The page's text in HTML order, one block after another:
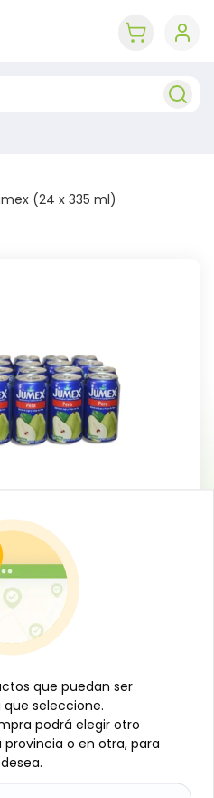
(24 x 335 ml)
Pera, Jumex (24 x
que puedan ser
seleccione.
podrá elegir otro
o en otra, para
que puedan ser
seleccione.
podrá elegir otro
o en otra, para